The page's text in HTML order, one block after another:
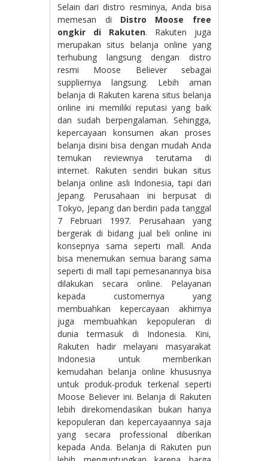
Selain dari distro resminya, Anda bisa
memesan di Distro Moose free
ongkir di Rakuten. Rakuten juga
merupakan situs belanja online yang
terhubung langsung dengan distro
resmi Moose Believer sebagai
suppliernya langsung. Lebih aman
belanja di Rakuten karena situs belanja
online ini memiliki reputasi yang baik
dan sudah berpengalaman. Sehingga,
kepercayaan konsumen akan proses
belanja disini bisa dengan mudah Anda
temukan reviewnya terutama di
internet. Rakuten sendiri bukan situs
belanja online asli Indonesia, tapi dari
Jepang. Perusahaan ini berpusat di
Tokyo, Jepang dan berdiri pada tanggal
7 Februari 1997. Perusahaan yang
bergerak di bidang jual beli online ini
konsepnya sama seperti mall. Anda
bisa menemukan semua barang sama
seperti di mall tapi pemesanannya bisa
dilakukan secara online. Pelayanan
kepada customernya yang
membuahkan kepercayaan akhirnya
juga membuahkan kepopuleran di
dunia termasuk di Indonesia. Kini,
Rakuten hadir melayani masyarakat
Indonesia untuk memberikan
kemudahan belanja online khususnya
untuk produk-produk terkenal seperti
Moose Believer ini. Belanja di Rakuten
lebih direkomendasikan bukan hanya
kepopuleran dan kepercayaannya saja
yang secara professional diberikan
kepada Anda. Belanja di Rakuten pun